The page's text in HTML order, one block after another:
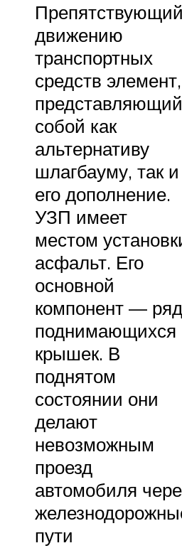
движению
транспортных
средств элемент,
представляющий
собой как
альтернативу
шлагбауму, так и
его дополнение.
УЗП имеет
местом
асфальт. Его
основной
компонент — ряд
поднимающихся
крышек. В
поднятом
состоянии они
делают
невозможным
проезд
автомобиля
пути